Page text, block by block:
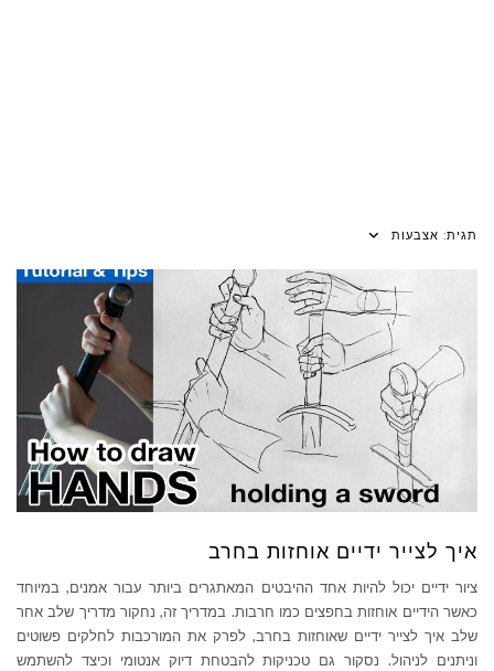
תגית: אצבעות
איך לצייר ידיים אוחזות בחרב
ציור ידיים יכול להיות אחד ההיבטים המאתגרים ביותר עבור אמנים, במיוחד
כאשר הידיים אוחזות בחפצים כמו חרבות. במדריך זה, נחקור מדריך שלב אחר
שלב איך לצייר ידיים שאוחזות בחרב, לפרק את המורכבות לחלקים פשוטים
וניתנים לניהול. נסקור גם טכניקות להבטחת דיוק אנטומי וכיצד להשתמש